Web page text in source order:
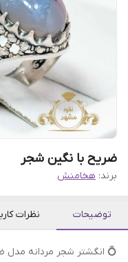
ضریح با نگین شجر
برند: هخامنش
توضیحات نظرات
💍 انگشتر شجر مردانه مدل